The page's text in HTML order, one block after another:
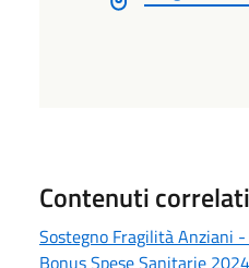
Contenuti correlati
Sostegno Fragilità Anziani
Bonus Spese Sanitarie 2024